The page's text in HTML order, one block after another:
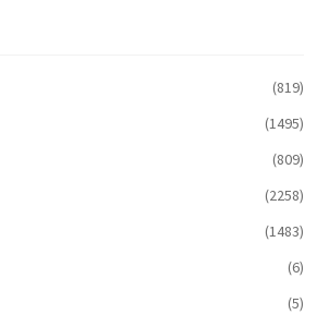
(819)
(1495)
(809)
(2258)
(1483)
(6)
(5)